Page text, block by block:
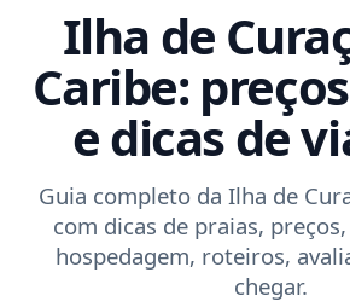
Ilha de
Caribe:
e dicas de
Guia completo da Ilha de
com dicas de praias,
hospedagem, roteiros,
chegar.